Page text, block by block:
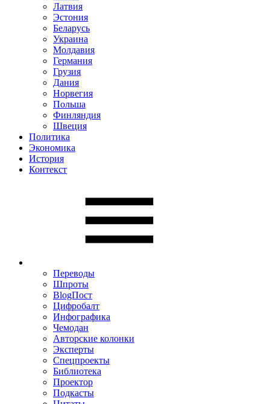
Латвия
Эстония
Беларусь
Украина
Молдавия
Германия
Грузия
Дания
Норвегия
Польша
Финляндия
Швеция
Политика
Экономика
История
Контекст
Переводы
Шпроты
BlogПост
Цифробалт
Инфографика
Чемодан
Авторские колонки
Эксперты
Спецпроекты
Библиотека
Проектор
Подкасты